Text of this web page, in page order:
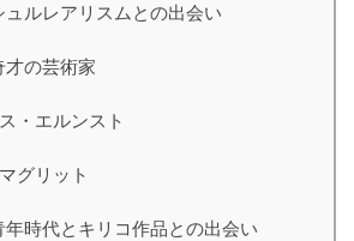
ュルレアリスムとの出会い
才の芸術家
・エルンスト
グリット
年時代とキリコ作品との出会い